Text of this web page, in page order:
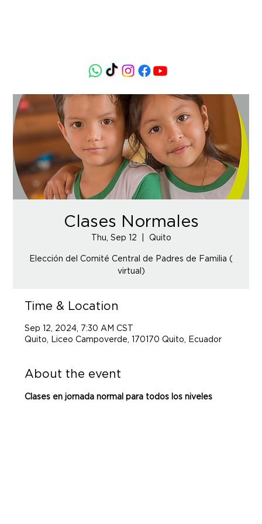
Clases Normales
Thu, Sep 12 Quito
Elección del Comité Central de Padres de Familia (
virtual)
Time & Location
Sep 12, 2024, 7:30 AM CST
Quito, Liceo Campoverde, 170170 Quito, Ecuador
About the event
Clases en jornada normal para todos los niveles